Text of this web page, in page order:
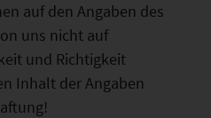
auf den Angaben des
uns nicht auf
und Richtigkeit
Inhalt der Angaben